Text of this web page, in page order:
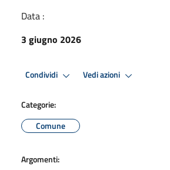
Data :
3 giugno 2026
Condividi Vedi azioni
Categorie:
Comune
Argomenti: